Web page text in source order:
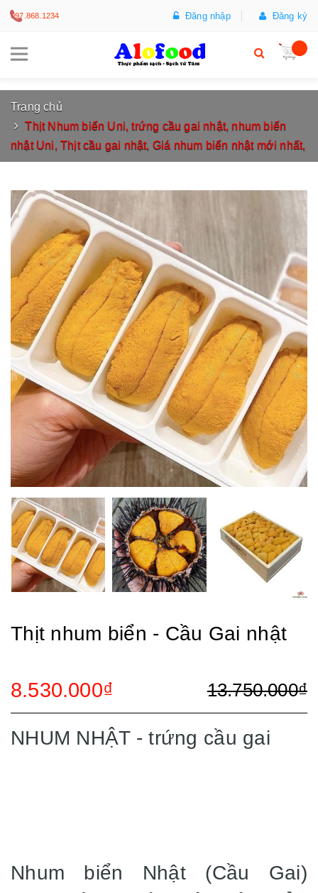
097.868.1234 Đăng nhập Đăng ký
Trang chủ
Thịt Nhum biển Uni, trứng cầu gai nhật, nhum biển
nhật Uni, Thịt cầu gai nhật, Giá nhum biển nhật mới nhất,
Thịt nhum biển - Cầu Gai nhật
8.530.000₫ 13.750.000₫
NHUM NHẬT - trứng cầu gai
Nhum biển Nhật (Cầu Gai)